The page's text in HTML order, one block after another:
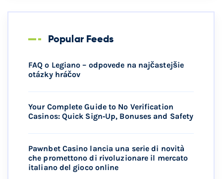
Popular Feeds
FAQ o Legiano – odpovede na najčastejšie
otázky hráčov
Your Complete Guide to No Verification
Casinos: Quick Sign‑Up, Bonuses and Safety
Pawnbet Casino lancia una serie di novità
che promettono di rivoluzionare il mercato
italiano del gioco online